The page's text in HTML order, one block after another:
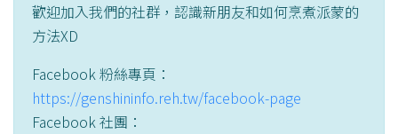
歡迎加入我們的社群，認識新朋友和如何烹煮派蒙的
方法XD
Facebook 粉絲專頁：
https://genshininfo.reh.tw/facebook-page
Facebook 社團：